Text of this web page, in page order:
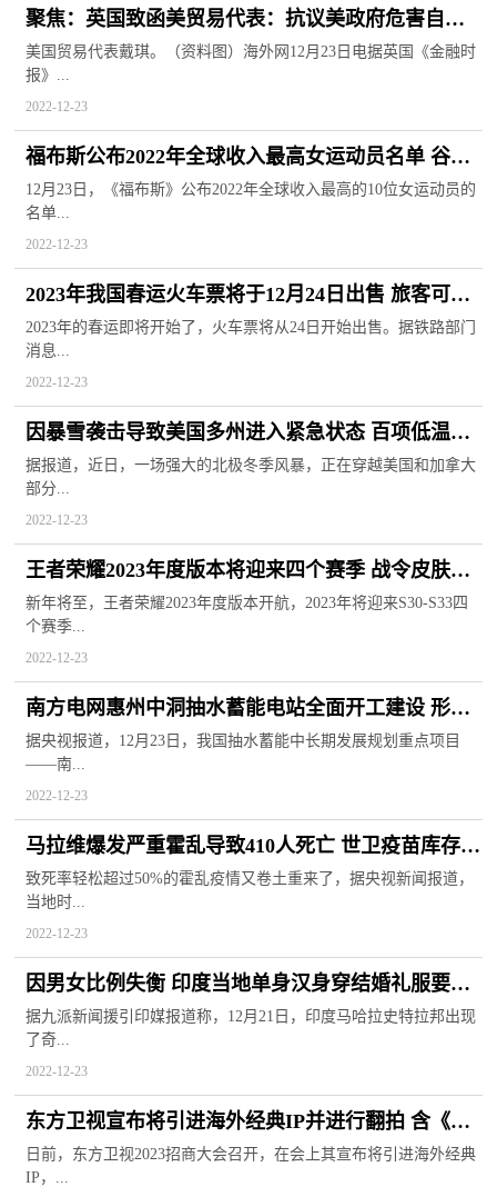
聚焦：英国致函美贸易代表：抗议美政府危害自由
贸易 损害全球多个经济体利益
美国贸易代表戴琪。（资料图）海外网12月23日电据英国《金融时
报》...
2022-12-23
福布斯公布2022年全球收入最高女运动员名单 谷爱
凌占据第三位
12月23日，《福布斯》公布2022年全球收入最高的10位女运动员的
名单...
2022-12-23
2023年我国春运火车票将于12月24日出售 旅客可根
据行程进行购买
2023年的春运即将开始了，火车票将从24日开始出售。据铁路部门
消息...
2022-12-23
因暴雪袭击导致美国多州进入紧急状态 百项低温纪
录或将被打破
据报道，近日，一场强大的北极冬季风暴，正在穿越美国和加拿大
部分...
2022-12-23
王者荣耀2023年度版本将迎来四个赛季 战令皮肤现
已暖心公布
新年将至，王者荣耀2023年度版本开航，2023年将迎来S30-S33四
个赛季...
2022-12-23
南方电网惠州中洞抽水蓄能电站全面开工建设 形象
称为“城市充电宝”
据央视报道，12月23日，我国抽水蓄能中长期发展规划重点项目
——南...
2022-12-23
马拉维爆发严重霍乱导致410人死亡 世卫疫苗库存现
已所剩无几
致死率轻松超过50%的霍乱疫情又卷土重来了，据央视新闻报道，
当地时...
2022-12-23
因男女比例失衡 印度当地单身汉身穿结婚礼服要求
政府为其安排新娘
据九派新闻援引印媒报道称，12月21日，印度马哈拉史特拉邦出现
了奇...
2022-12-23
东方卫视宣布将引进海外经典IP并进行翻拍 含《老
友记》等美剧
日前，东方卫视2023招商大会召开，在会上其宣布将引进海外经典
IP，...